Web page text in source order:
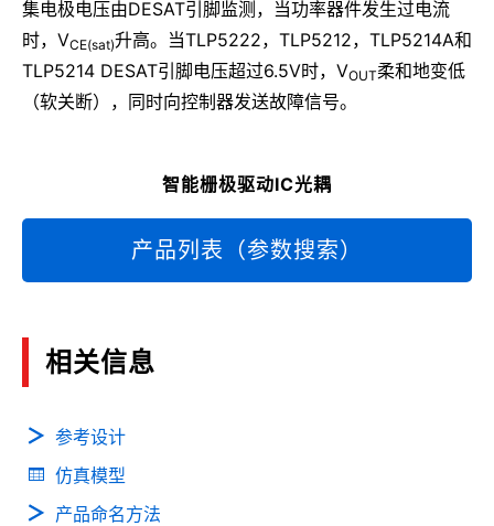
集电极电压由DESAT引脚监测，当功率器件发生过电流
时，VCE(sat)升高。当TLP5222，TLP5212，TLP5214A和
TLP5214 DESAT引脚电压超过6.5V时，VOUT柔和地变低
（软关断），同时向控制器发送故障信号。
智能栅极驱动IC光耦
产品列表（参数搜索）
相关信息
参考设计
仿真模型
产品命名方法